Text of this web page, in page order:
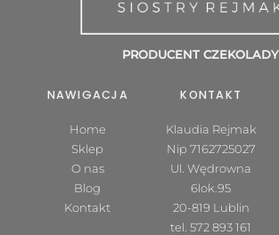
PRODUCENT CZEKOLADY
NAWIGACJA
Home
Sklep
O nas
Blog
Kontakt
KONTAKT
Klaudia Rejmak
Nip 7162725027
Ul. Wędrowna
6lok.95
20-819 Lublin
tel.572 893 161